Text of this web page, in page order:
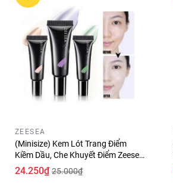
ZEESEA
(Minisize) Kem Lót Trang Điểm
Kiềm Dầu, Che Khuyết Điểm Zeesea
Multi-Effect Makeup Primer 10g
24.250₫ 25.000₫